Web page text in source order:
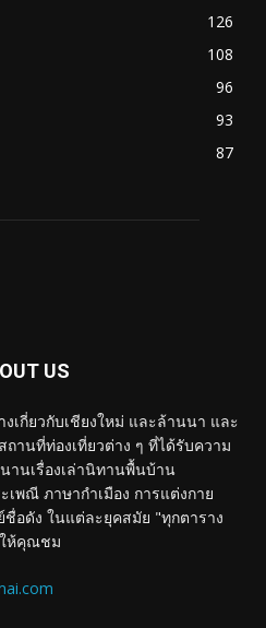
126
108
96
93
87
US
เกี่ยวกับเชียงใหม่ และล้านนา และ
านที่ท่องเที่ยวต่าง ๆ ที่ได้รับความ
านเรื่องเล่านิทานพื้นบ้าน
พณี ภาษากำเมือง การแต่งกาย
อดัง ในแต่ละยุคสมัย "ทุกตาราง
ให้คุณชม